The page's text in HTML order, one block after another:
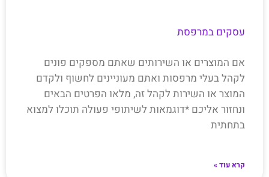
עסקים במרפסת
אם המוצרים או השירותים שאתם מספקים פונים
לקהל בעלי מרפסות ואתם מעוניינים לחשוף ולקדם
המוצר או השירות לקהל זה, מלאו הפרטים הבאים
ונחזור אליכם *דוגמאות לשיתופי פעולה תוכלו למצוא
בתחתית
קרא עוד »